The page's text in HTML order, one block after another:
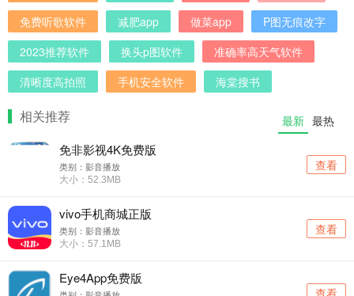
免费听歌软件
减肥app 做菜app
P图无痕改字
2023推荐软件
换头p图软件
准确率高天气软件
清晰度高拍照
手机安全软件 海棠搜书
相关推荐 最新 最热
免非影视4K免费版
类别：影音播放
大小：52.3MB
查看
vivo手机商城正版
类别：影音播放
大小：57.1MB
查看
Eye4App免费版
查看